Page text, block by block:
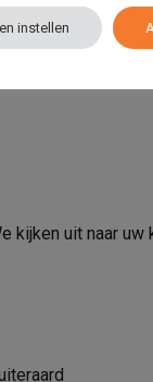
kijken uit naar
instellen